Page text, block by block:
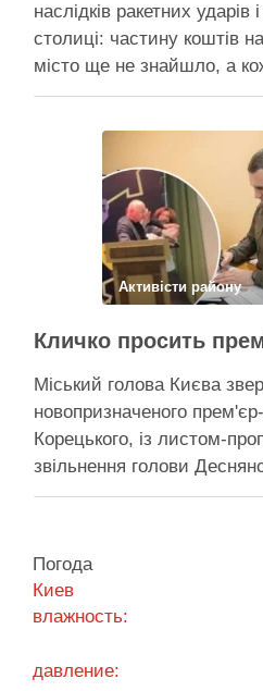
наслідків ракетних ударів
столиці: частину коштів
місто ще не знайшло, а
казни міста ще більше
при цьому деякі питання,
містян …
Поділитися у
Активісти району
Міський голова Києва
новопризначеного прем'єр-
Корецького, із листом-
звільнення голови
Бахматова Кличко
образив його заступницю
Міський голова Києва
звільнення “володаря …
Погода
Киев
влажность:
давление: